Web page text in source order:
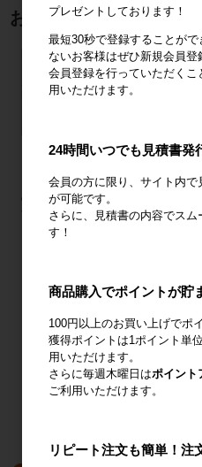
おすすめ商品
COOL FAN SPOT mini
ひえっぴ～™
328,000円〜
プレゼントしております！
最短30秒で登録することが
ないお客様はぜひ新規会員登
会員登録を行っていただくこ
用いただけます。
24時間いつでも見積書発
会員の方に限り、サイト内で
が可能です。
さらに、見積書の内容でス
す！
商品購入でポイントが貯
100円以上のお買い上げでポ
獲得ポイントは1ポイント単
用いただけます。
さらに毎週木曜日はポイント
ご利用いただけます。
リピート注文も簡単！注